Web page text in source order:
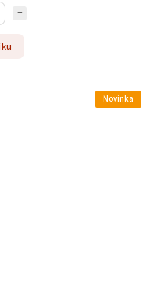
Novinka